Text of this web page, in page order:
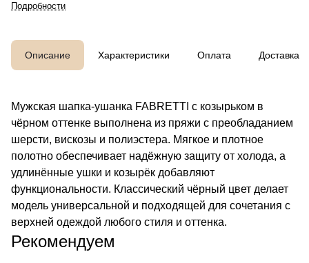
Подробности
Описание Характеристики Оплата Доставка
Мужская шапка-ушанка FABRETTI с козырьком в
чёрном оттенке выполнена из пряжи с преобладанием
шерсти, вискозы и полиэстера. Мягкое и плотное
полотно обеспечивает надёжную защиту от холода, а
удлинённые ушки и козырёк добавляют
функциональности. Классический чёрный цвет делает
модель универсальной и подходящей для сочетания с
верхней одеждой любого стиля и оттенка.
Рекомендуем